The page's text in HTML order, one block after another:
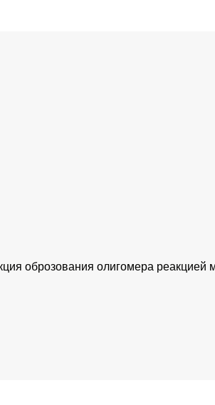
оброзования олигомера реакцией